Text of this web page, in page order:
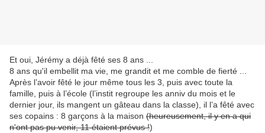
Et oui, Jérémy a déjà fêté ses 8 ans ...
8 ans qu'il embellit ma vie, me grandit et me comble de fierté ...
Après l’avoir fêté le jour même tous les 3, puis avec toute la
famille, puis à l’école (l’instit regroupe les anniv du mois et le
dernier jour, ils mangent un gâteau dans la classe), il l’a fêté avec
ses copains : 8 garçons à la maison (heureusement, il y en a qui
n'ont pas pu venir, 11 étaient prévus !)